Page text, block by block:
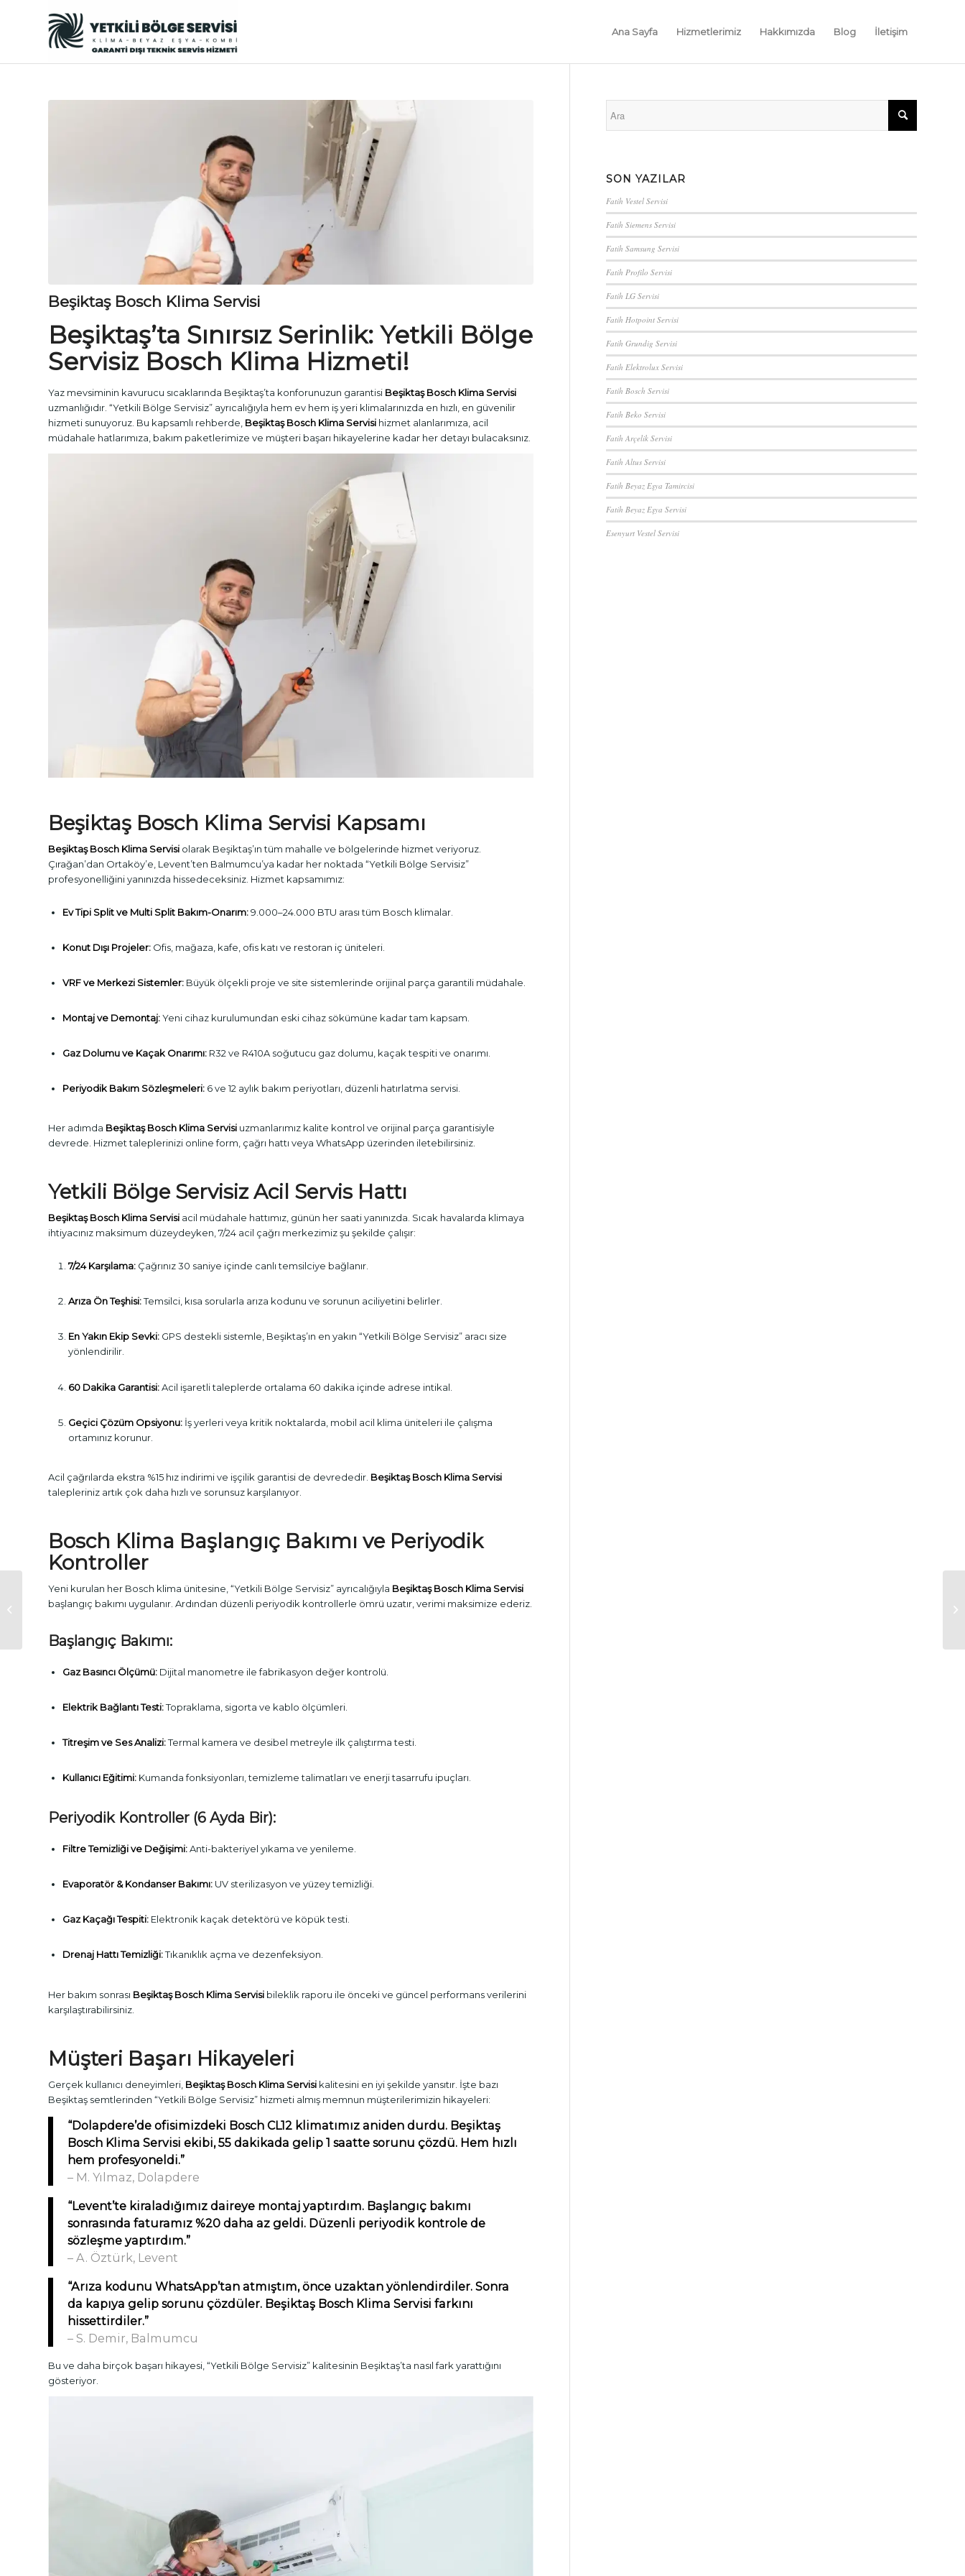
Ana Sayfa Hizmetlerimiz Hakkımızda Blog İletişim
Beşiktaş Bosch Klima Servisi
Beşiktaş’ta Sınırsız Serinlik: Yetkili Bölge
ServisizBosch Klima Hizmeti!
Yaz mevsiminin kavurucu sıcaklarında Beşiktaş’ta konforunuzun garantisi Beşiktaş Bosch Klima Servisi
uzmanlığıdır. “Yetkili Bölge Servisiz” ayrıcalığıyla hem ev hem iş yeri klimalarınızda en hızlı, en güvenilir
hizmeti sunuyoruz. Bu kapsamlı rehberde, Beşiktaş Bosch Klima Servisi hizmet alanlarımıza, acil
müdahale hatlarımıza, bakım paketlerimize ve müşteri başarı hikayelerine kadar her detayı bulacaksınız.
Beşiktaş Bosch Klima Servisi Kapsamı
Beşiktaş Bosch Klima Servisi olarak Beşiktaş’ın tüm mahalle ve bölgelerinde hizmet veriyoruz.
Çırağan’dan Ortaköy’e, Levent’ten Balmumcu’ya kadar her noktada “Yetkili Bölge Servisiz”
profesyonelliğini yanınızda hissedeceksiniz. Hizmet kapsamımız:
Ev Tipi Split ve Multi Split Bakım-Onarım:9.000–24.000 BTU arası tüm Bosch klimalar.
Konut Dışı Projeler: Ofis, mağaza, kafe, ofis katı ve restoran iç üniteleri.
VRF ve Merkezi Sistemler: Büyük ölçekli proje ve site sistemlerinde orijinal parça garantili müdahale.
Montaj ve Demontaj:Yeni cihaz kurulumundan eski cihaz sökümüne kadar tam kapsam.
Gaz Dolumu ve Kaçak Onarımı: R32 ve R410A soğutucu gaz dolumu, kaçak tespiti ve onarımı.
Periyodik Bakım Sözleşmeleri: 6 ve 12 aylık bakım periyotları, düzenli hatırlatma servisi.
Her adımda Beşiktaş Bosch Klima Servisi uzmanlarımız kalite kontrol ve orijinal parça garantisiyle
devrede. Hizmet taleplerinizi online form, çağrı hattı veya WhatsApp üzerinden iletebilirsiniz.
Yetkili Bölge Servisiz Acil Servis Hattı
Beşiktaş Bosch Klima Servisi acil müdahale hattımız, günün her saati yanınızda. Sıcak havalarda klimaya
ihtiyacınız maksimum düzeydeyken, 7/24 acil çağrı merkezimiz şu şekilde çalışır:
7/24 Karşılama: Çağrınız 30 saniye içinde canlı temsilciye bağlanır.
Arıza Ön Teşhisi:Temsilci, kısa sorularla arıza kodunu ve sorunun aciliyetini belirler.
En Yakın Ekip Sevki: GPS destekli sistemle, Beşiktaş’ın en yakın “Yetkili Bölge Servisiz” aracı size
yönlendirilir.
60 Dakika Garantisi:Acil işaretli taleplerde ortalama 60 dakika içinde adrese intikal.
Geçici Çözüm Opsiyonu: İş yerleri veya kritik noktalarda, mobil acil klima üniteleri ile çalışma
ortamınız korunur.
Acil çağrılarda ekstra %15 hız indirimi ve işçilik garantisi de devrededir. Beşiktaş Bosch Klima Servisi
talepleriniz artık çok daha hızlı ve sorunsuz karşılanıyor.
Bosch Klima Başlangıç Bakımı ve Periyodik
Kontroller
Yeni kurulan her Bosch klima ünitesine, “Yetkili Bölge Servisiz” ayrıcalığıyla Beşiktaş Bosch Klima Servisi
başlangıç bakımı uygulanır. Ardından düzenli periyodik kontrollerle ömrü uzatır, verimi maksimize ederiz.
Başlangıç Bakımı:
Gaz Basıncı Ölçümü: Dijital manometre ile fabrikasyon değer kontrolü.
Elektrik Bağlantı Testi:Topraklama, sigorta ve kablo ölçümleri.
Titreşim ve Ses Analizi:Termal kamera ve desibel metreyle ilk çalıştırma testi.
Kullanıcı Eğitimi: Kumanda fonksiyonları, temizleme talimatları ve enerji tasarrufu ipuçları.
Periyodik Kontroller (6 Ayda Bir):
Filtre Temizliği ve Değişimi:Anti-bakteriyel yıkama ve yenileme.
Evaporatör & Kondanser Bakımı: UV sterilizasyon ve yüzey temizliği.
Gaz Kaçağı Tespiti: Elektronik kaçak detektörü ve köpük testi.
Drenaj Hattı Temizliği:Tıkanıklık açma ve dezenfeksiyon.
Her bakım sonrası Beşiktaş Bosch Klima Servisi bileklik raporu ile önceki ve güncel performans verilerini
karşılaştırabilirsiniz.
Müşteri Başarı Hikayeleri
Gerçek kullanıcı deneyimleri, Beşiktaş Bosch Klima Servisi kalitesini en iyi şekilde yansıtır. İşte bazı
Beşiktaş semtlerinden “Yetkili Bölge Servisiz” hizmeti almış memnun müşterilerimizin hikayeleri:
“Dolapdere’de ofisimizdeki Bosch CL12 klimatımız aniden durdu. Beşiktaş
Bosch Klima Servisi ekibi, 55 dakikada gelip 1 saatte sorunu çözdü. Hem hızlı
hem profesyoneldi.”
– M. Yılmaz, Dolapdere
“Levent’te kiraladığımız daireye montaj yaptırdım. Başlangıç bakımı
sonrasında faturamız %20 daha az geldi. Düzenli periyodik kontrole de
sözleşme yaptırdım.”
– A. Öztürk, Levent
“Arıza kodunu WhatsApp’tan atmıştım, önce uzaktan yönlendirdiler. Sonra
da kapıya gelip sorunu çözdüler. Beşiktaş Bosch Klima Servisi farkını
hissettirdiler.”
– S. Demir, Balmumcu
Bu ve daha birçok başarı hikayesi, “Yetkili Bölge Servisiz” kalitesinin Beşiktaş’ta nasıl fark yarattığını
gösteriyor.
SON YAZILAR
Fatih Vestel Servisi
Fatih Siemens Servisi
Fatih Samsung Servisi
Fatih Profilo Servisi
Fatih LG Servisi
Fatih Hotpoint Servisi
Fatih Grundig Servisi
Fatih Elektrolux Servisi
Fatih Bosch Servisi
Fatih Beko Servisi
Fatih Arçelik Servisi
Fatih Altus Servisi
Fatih Beyaz Eşya Tamircisi
Fatih Beyaz Eşya Servisi
Esenyurt Vestel Servisi
Beyoğlu Samsung